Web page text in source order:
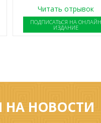
Читать отрывок
ПОДПИСАТЬСЯ НА
ИЗДАНИЕ
НА НОВОСТИ